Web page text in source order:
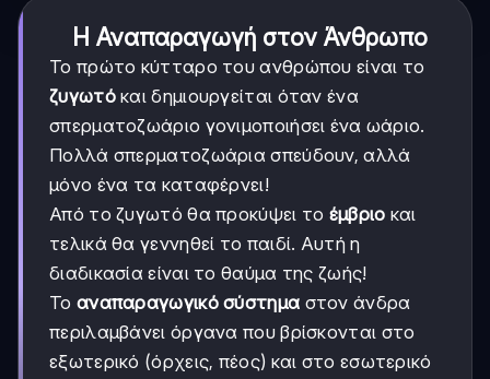
Η Αναπαραγωγή στον Άνθρωπο
Το πρώτο κύτταρο του ανθρώπου είναι το
ζυγωτόκαι δημιουργείται όταν ένα
σπερματοζωάριο γονιμοποιήσει ένα ωάριο.
Πολλά σπερματοζωάρια σπεύδουν, αλλά
μόνο ένα τα καταφέρνει!
Από το ζυγωτό θα προκύψει το έμβριο και
τελικά θα γεννηθεί το παιδί. Αυτή η
διαδικασία είναι το θαύμα της ζωής!
Το αναπαραγωγικό σύστημα στον άνδρα
περιλαμβάνει όργανα που βρίσκονται στο
εξωτερικό (όρχεις, πέος) και στο εσωτερικό